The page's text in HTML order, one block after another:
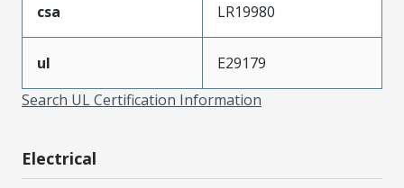
csa LR19980
ul
E29179
Search UL Certification Information
Electrical